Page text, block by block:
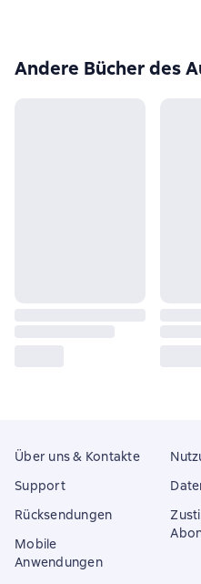
Andere Bücher des
Über uns & Kontakte
Support
Rücksendungen
Mobile
Anwendungen